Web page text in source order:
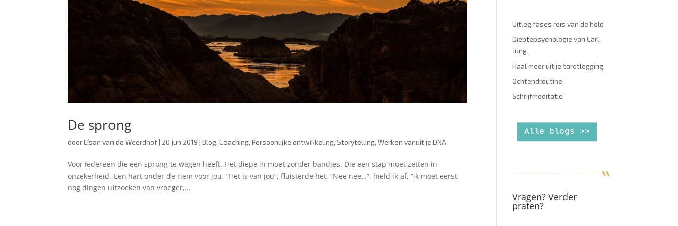
De sprong
doorLísan van de Weerdhof | 20 jun 2019 |Blog,Coaching,Persoonlijke ontwikkeling,Storytelling,Werken vanuit je DNA
Voor iedereen die een sprong te wagen heeft. Het diepe in moet zonder bandjes. Die een stap moet zetten in
onzekerheid. Een hart onder de riem voor jou. “Het is van jou”, fluisterde het. “Nee nee…”, hield ik af, “ik moet eerst
nog dingen uitzoeken van vroeger,...
Uitleg fases reis van de held
Dieptepsychologie van Carl
Jung
Haal meer uit je tarotlegging
Ochtendroutine
Schrijfmeditatie
Alle blogs >>
Vragen? Verder
praten?